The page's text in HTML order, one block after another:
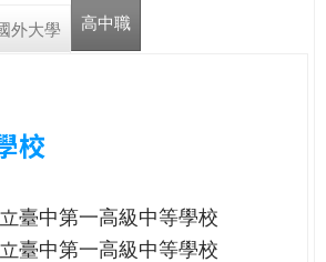
外大學 高中職
校
臺中第一高級中等學校
臺中第一高級中等學校